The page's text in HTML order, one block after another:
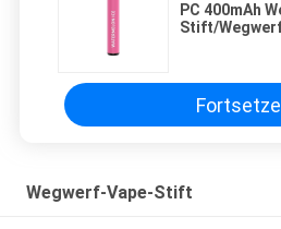
PC 400mAh
Stift/
Wegwerf-Vape-Stift